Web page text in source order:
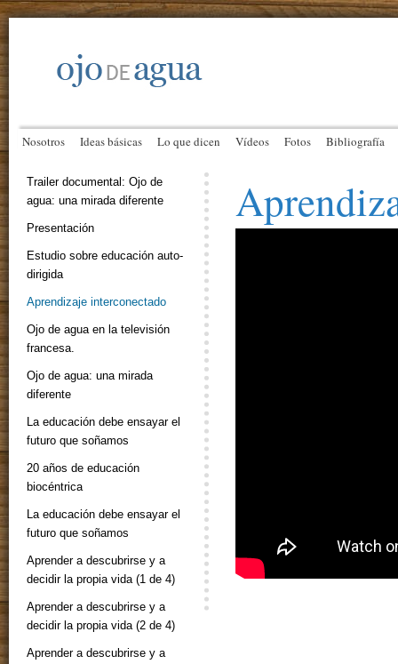
Nosotros Ideas básicas Lo que dicen Vídeos Fotos Bibliografía
Trailer documental: Ojo de
agua: una mirada diferente
Presentación
Estudio sobre educación auto-
dirigida
Aprendizaje interconectado
Ojo de agua en la televisión
francesa.
Ojo de agua: una mirada
diferente
La educación debe ensayar el
futuro que soñamos
20 años de educación
biocéntrica
La educación debe ensayar el
futuro que soñamos
Aprender a descubrirse y a
decidir la propia vida (1 de 4)
Aprender a descubrirse y a
decidir la propia vida (2 de 4)
Aprender a descubrirse y a